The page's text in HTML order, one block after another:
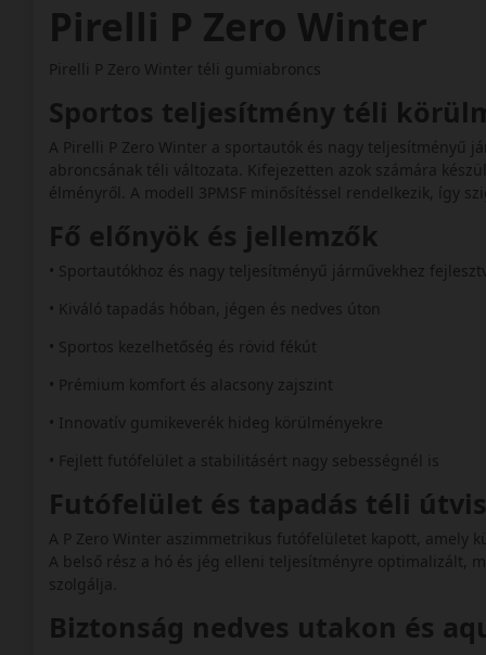
Pirelli P Zero Winter
Pirelli P Zero Winter téli gumiabroncs
Sportos teljesítmény téli
A Pirelli P Zero Winter a sportautók és nagy teljesítményű
abroncsának téli változata. Kifejezetten azok számára
élményről. A modell 3PMSF minősítéssel rendelkezik, így
Fő előnyök és jellemzők
• Sportautókhoz és nagy teljesítményű járművekhez
• Kiváló tapadás hóban, jégen és nedves úton
• Sportos kezelhetőség és rövid fékút
• Prémium komfort és alacsony zajszint
• Innovatív gumikeverék hideg körülményekre
• Fejlett futófelület a stabilitásért nagy sebességnél is
Futófelület és tapadás téli
A P Zero Winter aszimmetrikus futófelületet kapott, amely
A belső rész a hó és jég elleni teljesítményre optimalizált,
szolgálja.
Biztonság nedves utakon és